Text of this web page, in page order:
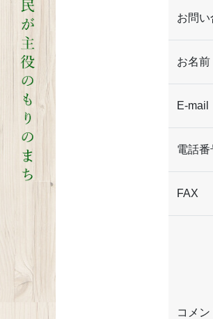
お問
お名前
E-mail
電話番
FAX
コメン